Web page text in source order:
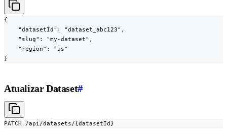
{
    "datasetId": "dataset_abc123",
    "slug": "my-dataset",
    "region": "us"
}
Atualizar Dataset#
PATCH /api/datasets/{datasetId}